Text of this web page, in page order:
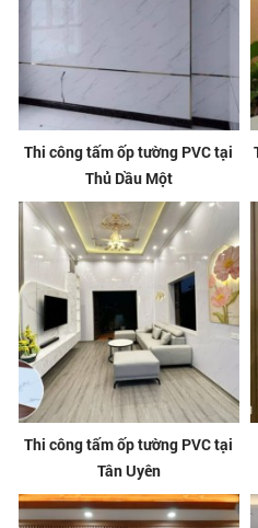
Thi công tấm ốp tường PVC tại
Thủ Dầu Một
Thi công tấm ốp tường PVC tại
Tân Uyên